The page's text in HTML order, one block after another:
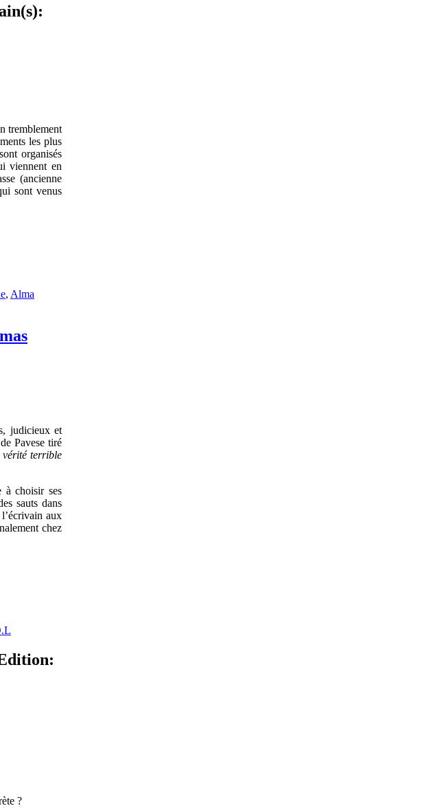
tremblement
les plus
organisés
viennent en
(ancienne
sont venus
, Alma
judicieux et
Pavese tiré
vérité terrible
à choisir ses
sauts dans
aux
chez
?